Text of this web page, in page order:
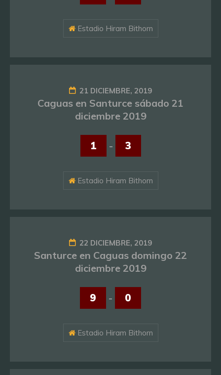
Estadio Hiram Bithorn
21 DICIEMBRE, 2019
Caguas en Santurce sábado 21
diciembre 2019
1 - 3
Estadio Hiram Bithorn
22 DICIEMBRE, 2019
Santurce en Caguas domingo 22
diciembre 2019
9 - 0
Estadio Hiram Bithorn